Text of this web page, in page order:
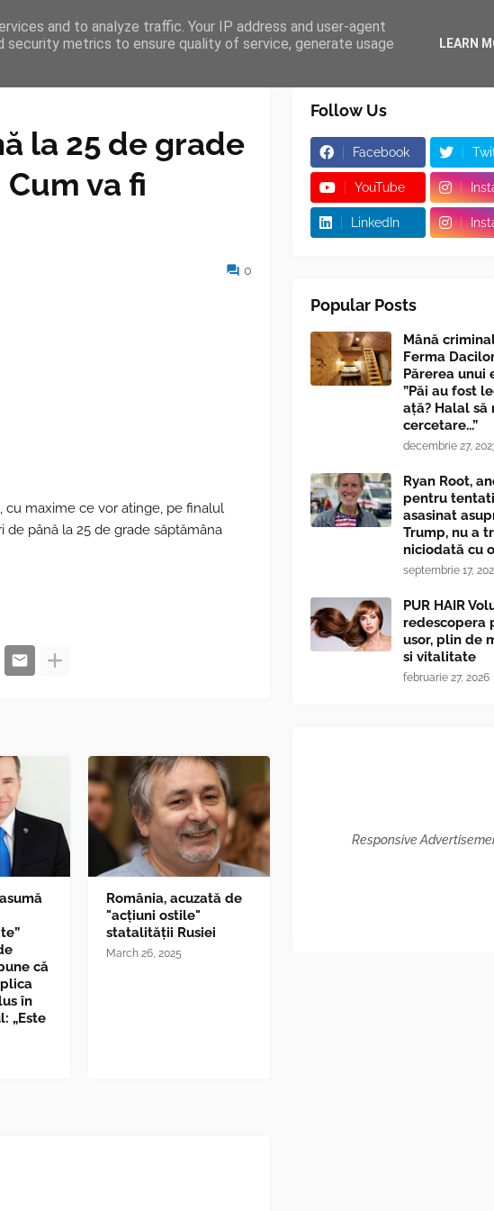
BLOGGER TIPOGRAPHY SHORTCODES
la 25 de grade
va fi
0
cu maxime ce vor atinge, pe finalul
de până la 25 de grade săptămâna
că
în
„Este
România, acuzată de
"acțiuni ostile"
statalității Rusiei
March 26, 2025
Follow Us
Facebook
YouTube
LinkedIn
Popular Posts
Mână
Ferma
Părerea unui
”Păi au fost
ață? Halal să
cercetare...”
decembrie 27,
Ryan Root,
pentru
asasinat
Trump, nu a
niciodată cu
septembrie 17,
PUR HAIR
redescopera
usor, plin de
si vitalitate
februarie 27, 2026
Responsive
and to analyze traffic. Your IP address and user-agent
security metrics to ensure quality of service, generate usage
LEARN